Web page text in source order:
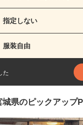
指定しない
服装自由
た
城県のピックアップ